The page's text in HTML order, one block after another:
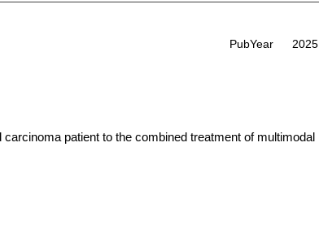
PubYear 2025
patient to the combined treatment of multimodal